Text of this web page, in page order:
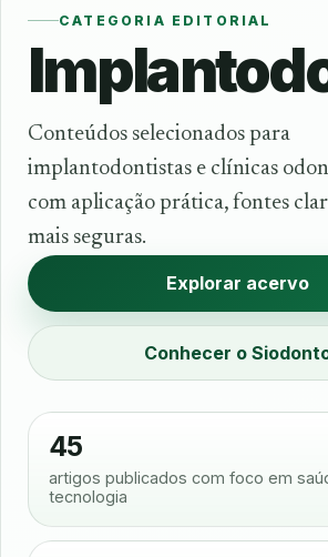
CATEGORIA EDITORIAL
Conteúdos selecionados para
implantodontistas e clínicas
com aplicação prática, fontes
mais seguras.
Explorar acervo
Conhecer o
45
artigos publicados com foco em
tecnologia